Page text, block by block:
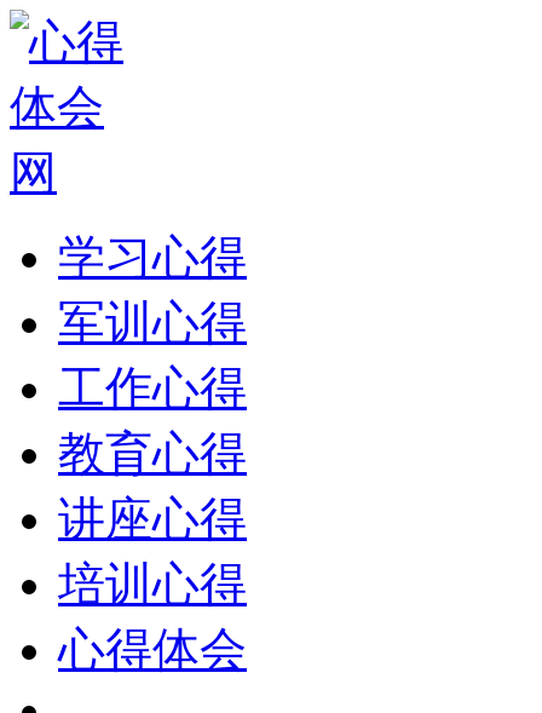
学习心得
军训心得
工作心得
教育心得
讲座心得
培训心得
心得体会